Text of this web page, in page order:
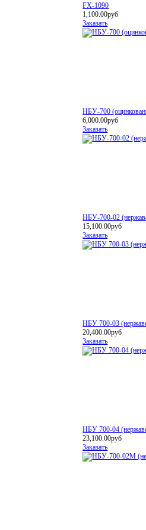
FX-1090
1,100.00руб
Заказать
НБУ-700
6,000.00руб
Заказать
НБУ-700-02
15,100.00руб
Заказать
НБУ 700-03
20,400.00руб
Заказать
НБУ 700-04
23,100.00руб
Заказать